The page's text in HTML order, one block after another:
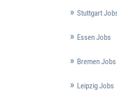
Stuttgart
Essen Jobs
Bremen Jobs
Leipzig Jobs